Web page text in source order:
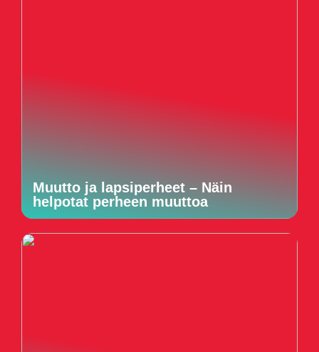
Muutto ja lapsiperheet – Näin
helpotat perheen muuttoa